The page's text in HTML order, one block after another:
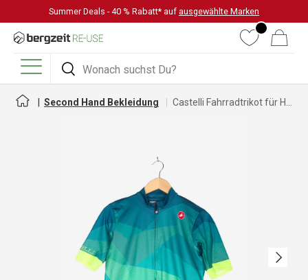
DIREKT ZUM INHALT
Summer Deals - 40 % Rabatt* auf ausgewählte Marken
Suchen
Suchen
WunschlisteWarenkorb
Menü
Second Hand Bekleidung
Nächste